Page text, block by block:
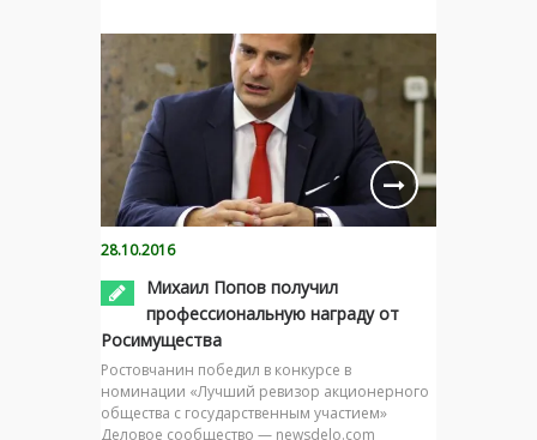
28.10.2016
Михаил Попов получил
профессиональную награду от
Росимущества
Ростовчанин победил в конкурсе в
номинации «Лучший ревизор акционерного
общества с государственным участием»
Деловое сообщество — newsdelo.com